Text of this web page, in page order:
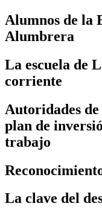
Alumnos de la
Alumbrera
La escuela de
corriente
Autoridades
plan de
trabajo
La clave del